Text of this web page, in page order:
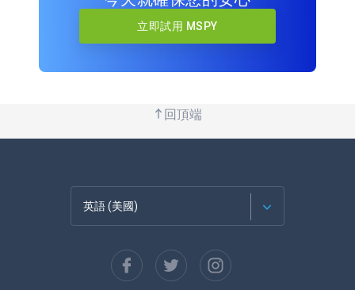
立即試用 MSPY
回頂端
英語 (美國)
西班牙語